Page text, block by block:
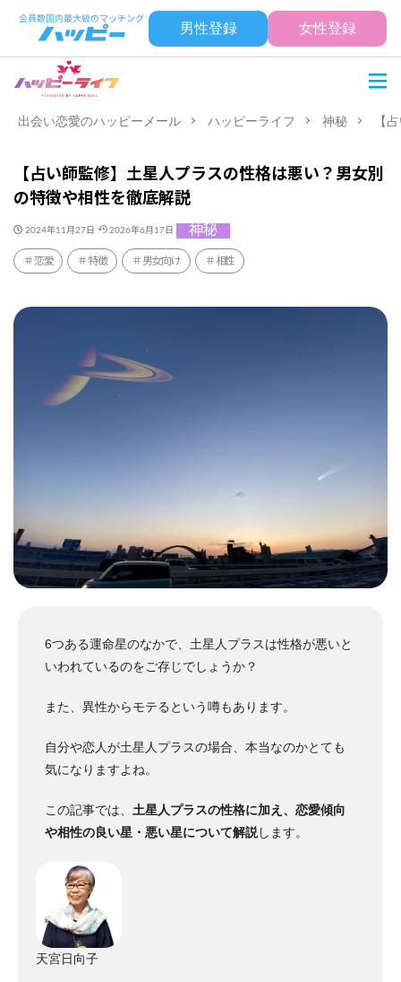
男性登録 女性登録
出会い恋愛のハッピーメール ハッピーライフ 神秘 【
【占い師監修】土星人プラスの性格は悪い？男女別
の特徴や相性を徹底解説
2024年11月27日 2026年6月17日 神秘
恋愛 特徴 男女向け 相性
6つある運命星のなかで、土星人プラスは性格が悪いと
いわれているのをご存じでしょうか？
また、異性からモテるという噂もあります。
自分や恋人が土星人プラスの場合、本当なのかとても
気になりますよね。
この記事では、 土星人プラスの性格に加え、恋愛傾向
や相性の良い星・悪い星について解説します。
天宮日向子